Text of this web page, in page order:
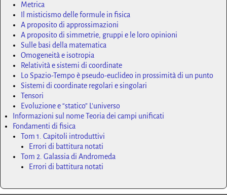
Metrica
Il misticismo delle formule in fisica
A proposito di approssimazioni
A proposito di simmetrie, gruppi e le loro opinioni
Sulle basi della matematica
Omogeneità e isotropia
Relatività e sistemi di coordinate
Lo Spazio-Tempo è pseudo-euclideo in prossimità di un punto
Sistemi di coordinate regolari e singolari
Tensori
Evoluzione e “statico” L'universo
Informazioni sul nome Teoria dei campi unificati
Fondamenti di fisica
Tom 1. Capitoli introduttivi
Errori di battitura notati
Tom 2. Galassia di Andromeda
Errori di battitura notati